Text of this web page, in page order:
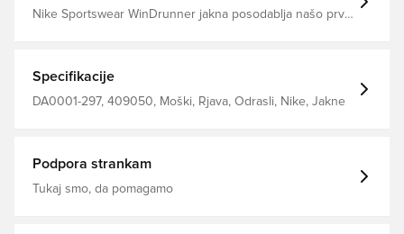
Nike Sportswear WinDrunner jakna posodablja našo prvo
iz 100% recikliranih poliestrskih vlaken.
Specifikacije
DA0001-297, 409050, Moški, Rjava, Odrasli, Nike, Jakne
Podpora strankam
Tukaj smo, da pomagamo